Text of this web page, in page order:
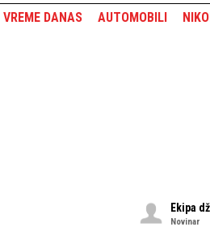
VREME DANAS AUTOMOBILI
Ekipa
Novinar